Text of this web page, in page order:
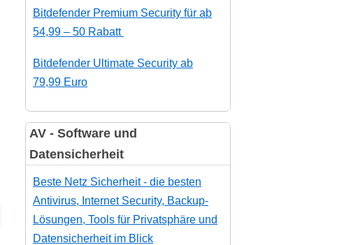
Bitdefender Premium Security für ab
54,99 – 50 Rabatt
Bitdefender Ultimate Security ab
79,99 Euro
AV - Software und
Datensicherheit
Beste Netz Sicherheit - die besten
Antivirus, Internet Security, Backup-
Lösungen, Tools für Privatsphäre und
Datensicherheit im Blick